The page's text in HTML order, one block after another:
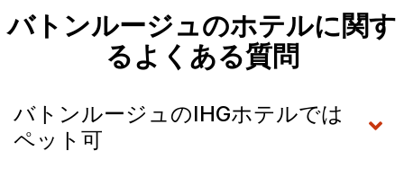
バトンルージュのホテルに関す
るよくある質問
バトンルージュのIHGホテルでは
ペット可